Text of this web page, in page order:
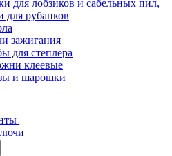
для лобзиков и сабельных пил,
для рубанков
зажигания
для степлера
клеевые
и шарошки